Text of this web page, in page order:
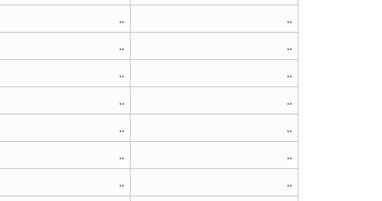
..
..
..
..
..
..
..
..
..
..
..
..
..
..